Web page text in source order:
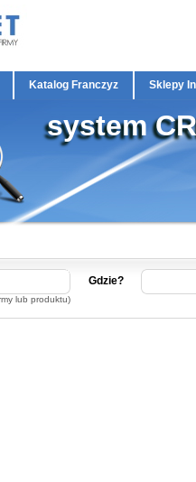
Katalog Franczyz Sklepy
system
lub produktu)
Gdzie?